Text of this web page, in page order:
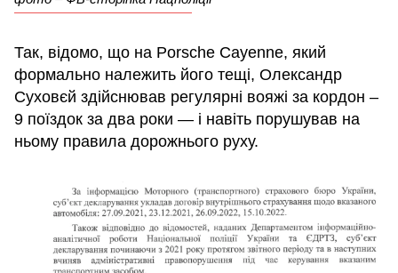
Так, відомо, що на Porsche Cayenne, який
формально належить його тещі, Олександр
Суховєй здійснював регулярні вояжі за кордон –
9 поїздок за два роки — і навіть порушував на
ньому правила дорожнього руху.